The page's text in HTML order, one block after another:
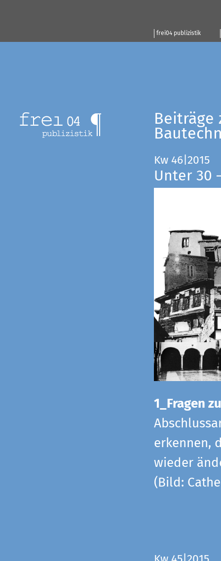
frei04 publizistik
Beiträge
Kw 46|2015
Unter 30
1_Fragen
erkennen,
wieder
(Bild: